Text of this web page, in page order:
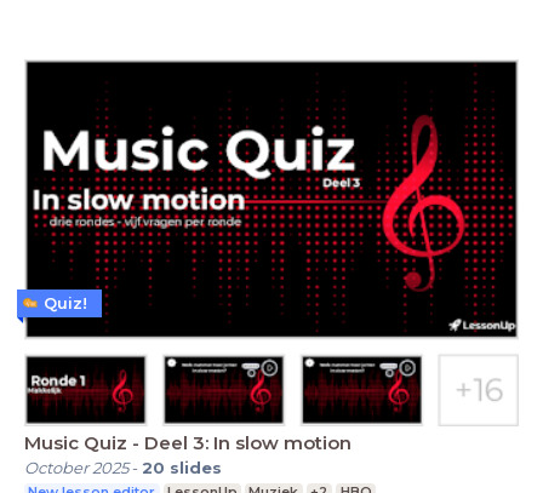
Music Quiz - Deel 3: In slow motion
October 2025- 20 slides
Quiz!